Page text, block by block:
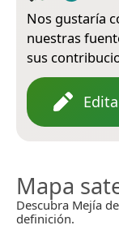
Nos gustaría
nuestras
sus
Mapa
Descubra Mejía
definición.